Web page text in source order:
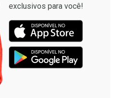
exclusivos para você!